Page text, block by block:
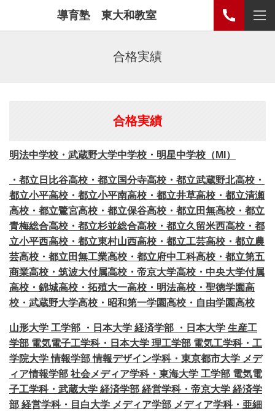
導育塾 東大和教室
合格実績
合格実績
明法中学校・武蔵野大学中学校・明星中学校（MI）
・都立日比谷高校・都立国分寺高校・都立武蔵野北高校・
都立小平高校・都立小平南高校・都立井草高校・都立清瀬
高校・都立鷺宮高校・都立保谷高校・都立田無高校・都立
青梅総合高校・都立杉並総合高校・都立久留米西高校・都
立小平西高校・都立東村山西高校・都立工芸高校・都立農
芸高校・都立田無工業高校・都立府中工科高校・都立第五
商業高校・筑波大付属高校・帝京大学高校・中央大学付属
高校・錦城高校・拓殖大一高校・明法高校・聖徳学園高
校・武蔵野大学高校・昭和第一学園高校・自由学園高校
山形大学 工学部 ・日本大学 経済学部 ・日本大学 生産工
学部 電気電子工学科・日本大学 理工学部 電気工学科・工
学院大学 情報学部 情報デザイン学科・東京都市大学 メデ
ィア情報学部 社会メディア学科・東海大学 工学部 電気電
子工学科・武蔵大学 経済学部 経営学科・帝京大学 経済学
部 経営学科・目白大学 メディア学部 メディア学科・亜細